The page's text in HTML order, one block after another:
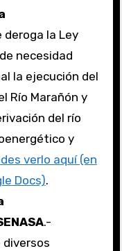
deroga la Ley
necesidad
la ejecución del
Río Marañón y
del río
y
verlo aquí (en
Docs).
.-
diversos